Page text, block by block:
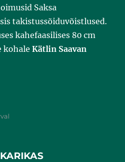
Saksa
takistussõiduvõistlused.
kahefaasilises 80 cm
kohaleKätlin Saavan